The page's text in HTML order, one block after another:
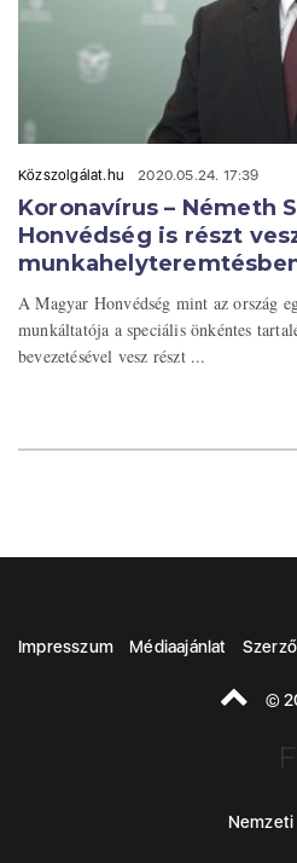
Közszolgálat.hu 2020.05.24. 17:39
Koronavírus – Németh
Honvédség is részt
A Magyar Honvédség mint az ország
munkáltatója a speciális önkéntes
bevezetésével vesz részt ...
Impresszum Médiaajánlat
©